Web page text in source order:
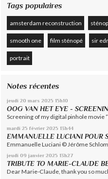
Tags populaires
amsterdam reconstruction
smooth one film sténopé sir
portrait
Notes récentes
jeudi 20 mars 2025 15h10
OOG VAN HET EYE -
Screening of my digital pinhole movie
mardi 25 février 2025 13h44
EMMANUELLE LUCIANI POUR
Emmanuelle Luciani © Jérôme
jeudi 09 janvier 2025 13h27
TRIBUTE TO MARIE-CLAUDE
Dear Marie-Claude, thank you so